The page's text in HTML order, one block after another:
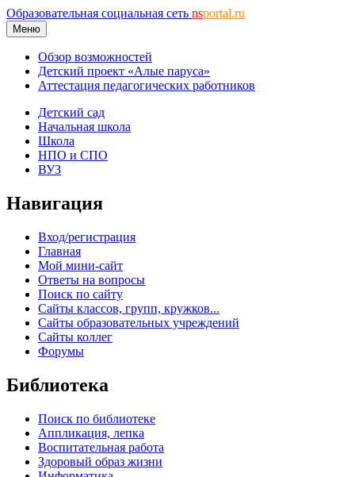
Образовательная социальная сеть nsportal.ru
Меню
Обзор возможностей
Детский проект «Алые паруса»
Аттестация педагогических работников
Детский сад
Начальная школа
Школа
НПО и СПО
ВУЗ
Навигация
Вход/регистрация
Главная
Мой мини-сайт
Ответы на вопросы
Поиск по сайту
Сайты классов, групп, кружков...
Сайты образовательных учреждений
Сайты коллег
Форумы
Библиотека
Поиск по библиотеке
Аппликация, лепка
Воспитательная работа
Здоровый образ жизни